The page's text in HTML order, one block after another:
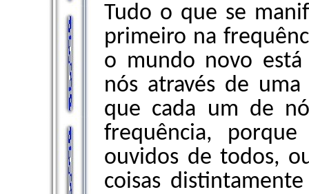
Tudo o que se
primeiro na
o mundo novo
nós através de
que cada um de
frequência,
ouvidos de todos,
coisas